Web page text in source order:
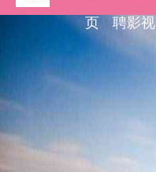
页
聘影视